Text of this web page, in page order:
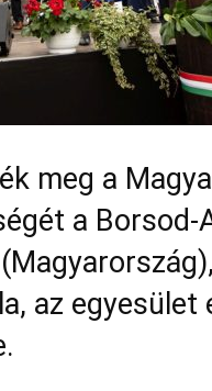
meg a
a Borsod-
az egyesület